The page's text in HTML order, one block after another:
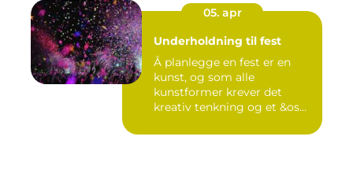
05. apr
Underholdning til fest
Å planlegge en fest er en
kunst, og som alle
kunstformer krever det
kreativ tenkning og et &os...